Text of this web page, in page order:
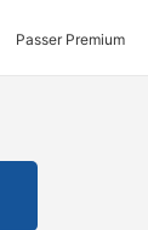
Passer Premium